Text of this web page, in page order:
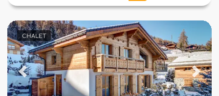
CHALET
Previous Next